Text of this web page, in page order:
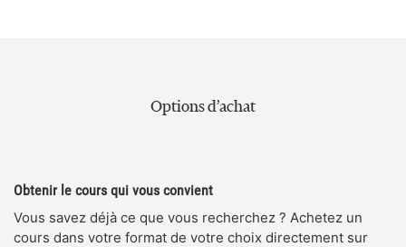
Options d’achat
Obtenir le cours qui vous convient
Vous savez déjà ce que vous recherchez ? Achetez un
cours dans votre format de votre choix directement sur